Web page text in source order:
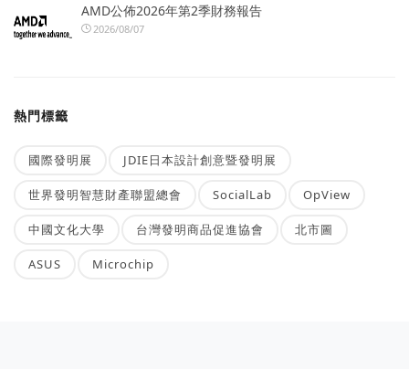
AMD公佈2026年第2季財務報告
2026/08/07
熱門標籤
國際發明展 JDIE日本設計創意暨發明展
世界發明智慧財產聯盟總會 SocialLab OpView
中國文化大學 台灣發明商品促進協會 北市圖
ASUS Microchip